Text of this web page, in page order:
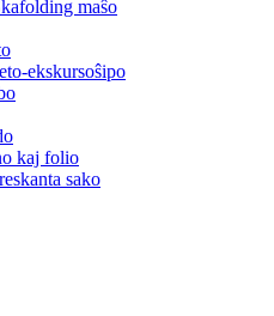
maŝo
ekskursoŝipo
kaj folio
sako